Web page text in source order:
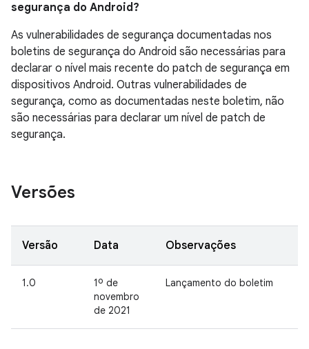
segurança do Android?
As vulnerabilidades de segurança documentadas nos
boletins de segurança do Android são necessárias para
declarar o nível mais recente do patch de segurança em
dispositivos Android. Outras vulnerabilidades de
segurança, como as documentadas neste boletim, não
são necessárias para declarar um nível de patch de
segurança.
Versões
Versão Data Observações
1.0
1º de
novembro
de 2021
Lançamento do boletim